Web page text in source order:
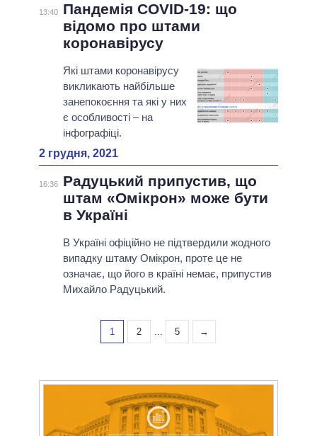
13:40
Пандемія COVID-19: що
відомо про штами
коронавірусу
Які штами коронавірусу
викликають найбільше
занепокоєння та які у них
є особливості – на
інфографіці.
2 грудня, 2021
16:36
Радуцький припустив, що
штам «Омікрон» може бути
в Україні
В Україні офіційно не підтвердили жодного
випадку штаму Омікрон, проте це не
означає, що його в країні немає, припустив
Михайло Радуцький.
1 2 ... 5 →